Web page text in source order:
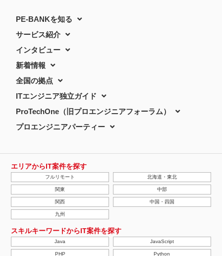
PE-BANKを知る
サービス紹介
インタビュー
新着情報
全国の拠点
ITエンジニア独立ガイド
ProTechOne（旧プロエンジニアフォーラム）
プロエンジニアパーティー
エリアからIT案件を探す
フルリモート 北海道・東北
関東 中部
関西 中国・四国
九州
スキルキーワードからIT案件を探す
Java JavaScript
PHP Python